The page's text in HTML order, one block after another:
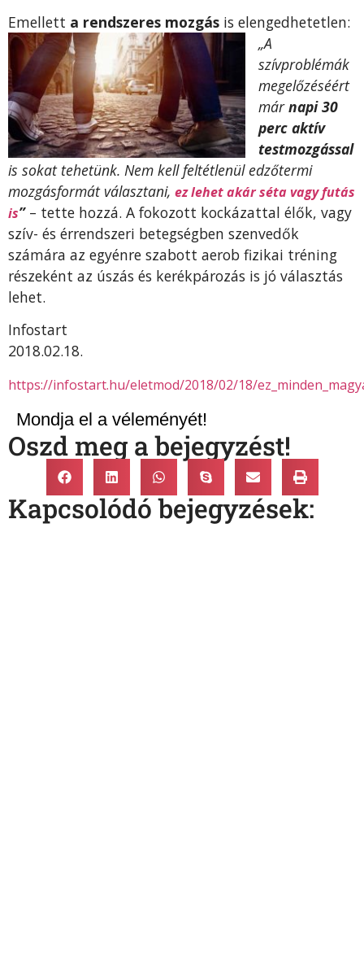
Emellett a rendszeres mozgás is elengedhetetlen:
„A
szívproblémák
megelőzéséért
márnapi 30
perc aktív
testmozgással
is sokat tehetünk. Nem kell feltétlenül edzőtermi
mozgásformát választani, ez lehet akár séta vagy futás
is”– tette hozzá. A fokozott kockázattal élők, vagy
szív- és érrendszeri betegségben szenvedők
számára az egyénre szabott aerob fizikai tréning
részeként az úszás és kerékpározás is jó választás
lehet.
Infostart
2018.02.18.
https://infostart.hu/eletmod/2018/02/18/
Mondja el a véleményét!
Oszd meg a bejegyzést!
Kapcsolódó bejegyzések: